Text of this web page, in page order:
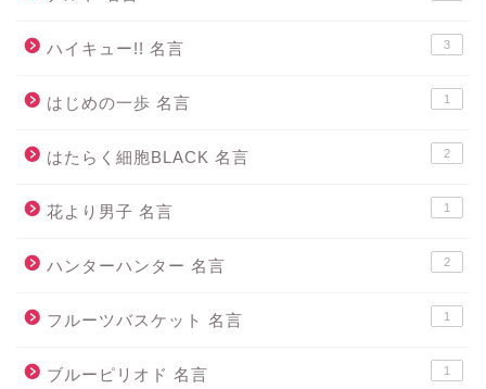
ハイキュー!! 名言 3
はじめの一歩 名言 1
はたらく細胞BLACK 名言 2
花より男子 名言 1
ハンターハンター 名言 2
フルーツバスケット 名言 1
ブルーピリオド 名言 1